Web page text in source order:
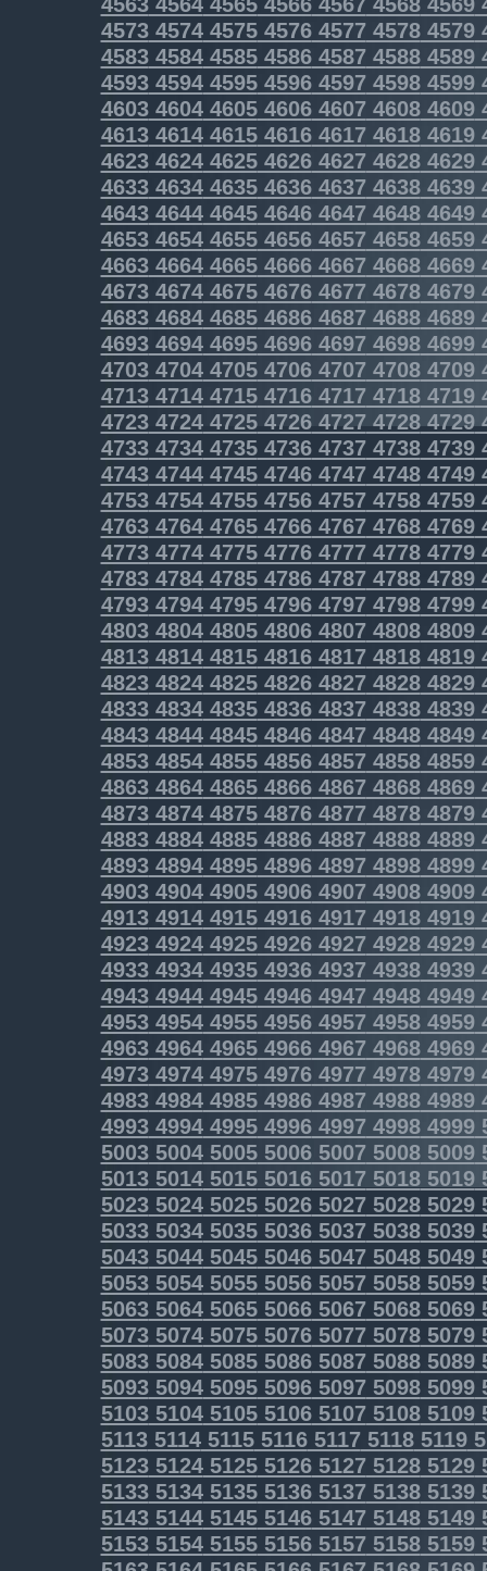
4573457445754576457745784579
4583458445854586458745884589
4593459445954596459745984599
46034604460546064607 46084609
46134614461546164617 46184619
46234624462546264627 46284629
4633463446354636463746384639
4643464446454646464746484649
4653465446554656465746584659
46634664466546664667 46684669
46734674467546764677 46784679
46834684468546864687 46884689
46934694469546964697 46984699
47034704470547064707 47084709
47134714471547164717 47184719
4723472447254726472747284729
4733473447354736473747384739
4743474447454746474747484749
4753475447554756475747584759
4763476447654766476747684769
4773477447754776477747784779
4783478447854786478747884789
4793479447954796479747984799
4803480448054806480748084809
4813481448154816481748184819
4823482448254826482748284829
4833483448354836483748384839
4843484448454846484748484849
4853485448554856485748584859
4863486448654866486748684869
4873487448754876487748784879
4883488448854886488748884889
4893489448954896489748984899
49034904490549064907 49084909
49134914491549164917 49184919
4923492449254926492749284929
49334934493549364937 49384939
49434944494549464947 49484949
49534954495549564957 49584959
49634964496549664967 49684969
49734974497549764977 49784979
49834984498549864987 49884989
49934994499549964997 49984999
50035004500550065007 50085009
50135014501550165017 50185019
5023502450255026502750285029
5033503450355036503750385039
5043504450455046504750485049
5053505450555056505750585059
5063506450655066506750685069
5073507450755076507750785079
5083508450855086508750885089
5093509450955096509750985099
5103510451055106510751085109
5113511451155116511751185119
5123512451255126512751285129
5133513451355136513751385139
5143514451455146514751485149
5153515451555156515751585159